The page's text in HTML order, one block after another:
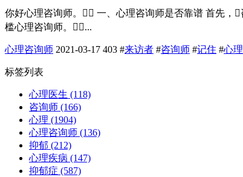
你好心理咨询师。 一、心理咨询师是否靠谱 首先
槛心理咨询师。...
心理咨询师 2021-03-17 403 #来访者 #咨询师 #记住 #心理
标签列表
心理医生 (118)
咨询师 (166)
心理 (1904)
心理咨询师 (136)
抑郁 (212)
心理疾病 (147)
抑郁症 (587)